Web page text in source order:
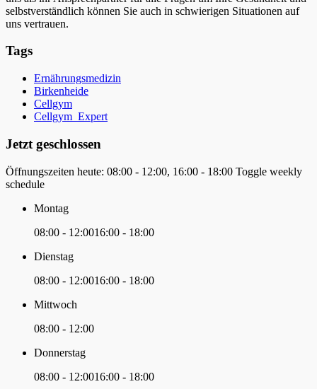
selbstverständlich können Sie auch in schwierigen Situationen auf
uns vertrauen.
Tags
Ernährungsmedizin
Birkenheide
Cellgym
Cellgym_Expert
Jetzt geschlossen
Öffnungszeiten heute: 08:00 - 12:00, 16:00 - 18:00 Toggle weekly
schedule
Montag
08:00 - 12:0016:00 - 18:00
Dienstag
08:00 - 12:0016:00 - 18:00
Mittwoch
08:00 - 12:00
Donnerstag
08:00 - 12:0016:00 - 18:00